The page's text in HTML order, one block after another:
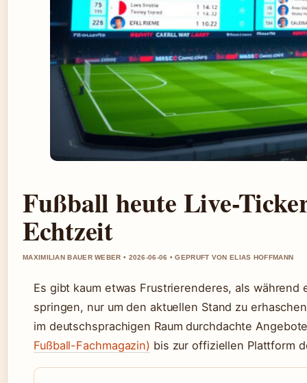
Fußball heute Live-
Echtzeit
MAXIMILIAN BAUER WEBER • 2026-06-06 • GEPRUFT VON ELIAS HOFFMANN
Es gibt kaum etwas Frustrierenderes, als
springen, nur um den aktuellen Stand zu
im deutschsprachigen Raum durchdachte
Fußball-Fachmagazin) bis zur offiziellen Plattform